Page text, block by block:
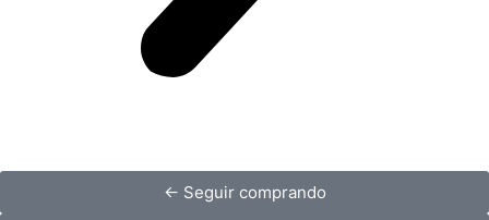
← Seguir comprando